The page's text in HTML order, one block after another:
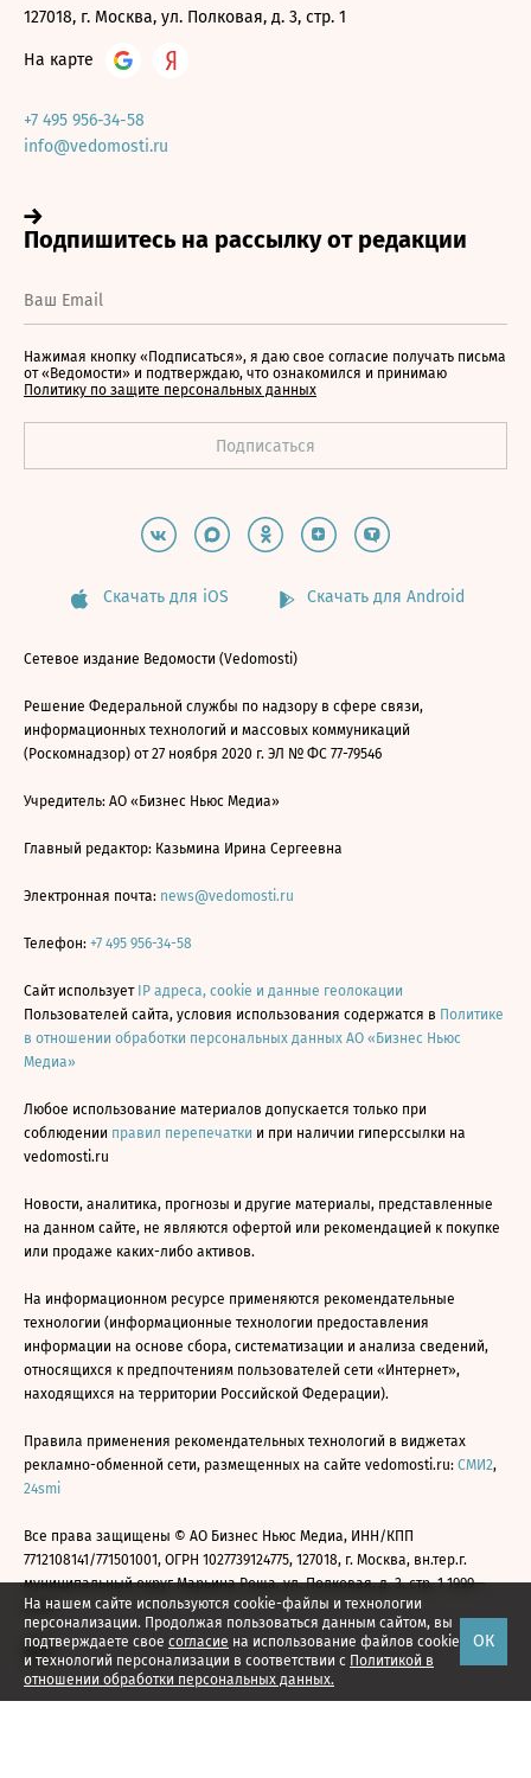
На нашем сайте используются cookie-файлы и технологии
персонализации. Продолжая пользоваться данным сайтом, вы
подтверждаете свое согласие на использование файлов cookie
и технологий персонализации в соответствии с Политикой в
отношении обработки персональных данных.
ОК
127018, г. Москва, ул. Полковая, д. 3, стр. 1
На карте
+7 495 956-34-58
info@vedomosti.ru
Нажимая кнопку «Подписаться», я даю свое согласие получать письма
от «Ведомости» и подтверждаю, что ознакомился и принимаю
Политику по защите персональных данных
Скачать для iOS Скачать для Android
Сетевое издание Ведомости (Vedomosti)
Решение Федеральной службы по надзору в сфере связи,
информационных технологий и массовых коммуникаций
(Роскомнадзор) от 27 ноября 2020 г. ЭЛ № ФС 77-79546
Учредитель: АО «Бизнес Ньюс Медиа»
Главный редактор: Казьмина Ирина Сергеевна
Электронная почта: news@vedomosti.ru
Телефон: +7 495 956-34-58
Сайт использует IP адреса, cookie и данные геолокации
Пользователей сайта, условия использования содержатся в Политике
в отношении обработки персональных данных АО «Бизнес Ньюс
Медиа»
Любое использование материалов допускается только при
соблюдении правил перепечатки и при наличии гиперссылки на
vedomosti.ru
Новости, аналитика, прогнозы и другие материалы, представленные
на данном сайте, не являются офертой или рекомендацией к покупке
или продаже каких-либо активов.
На информационном ресурсе применяются рекомендательные
технологии (информационные технологии предоставления
информации на основе сбора, систематизации и анализа сведений,
относящихся к предпочтениям пользователей сети «Интернет»,
находящихся на территории Российской Федерации).
Правила применения рекомендательных технологий в виджетах
рекламно-обменной сети, размещенных на сайте vedomosti.ru: СМИ2,
24smi
Все права защищены © АО Бизнес Ньюс Медиа, ИНН/КПП
7712108141/771501001, ОГРН 1027739124775, 127018, г. Москва, вн.тер.г.
муниципальный округ Марьина Роща, ул. Полковая, д. 3, стр. 1 1999—
2026